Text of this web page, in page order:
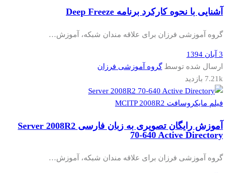
آشنایی با نحوه کارکرد برنامه Deep Freeze
گروه آموزشی فرزان برای علاقه مندان شبکه، آموزش…
3 آبان 1394
ارسال شده توسطگروه آموزشی فرزان
7.21k بازدید
فیلم مایکروسافت MCITP 2008R2
آموزش رایگان تصویری به زبان فارسی Server 2008R2
70-640 Active Directory
گروه آموزشی فرزان برای علاقه مندان شبکه، آموزش…